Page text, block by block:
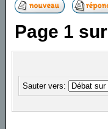
Page 1 sur
Sauter vers: